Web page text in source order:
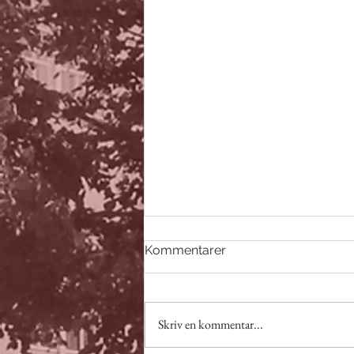
Flabben & Quiz
Kommentarer
Skriv en kommentar...